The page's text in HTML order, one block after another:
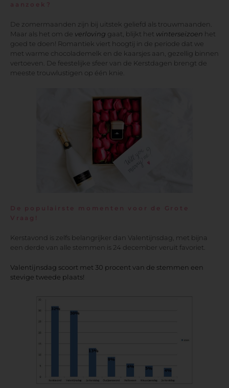
aanzoek?
De zomermaanden zijn bij uitstek geliefd als trouwmaanden.
Maar als het om de verloving gaat, blijkt het winterseizoen het
goed te doen! Romantiek viert hoogtij in de periode dat we
met warme chocolademelk en de kaarsjes aan, gezellig binnen
vertoeven. De feestelijke sfeer van de Kerstdagen brengt de
meeste trouwlustigen op één knie.
De populairste momenten voor de Grote
Vraag!
Kerstavond is zelfs belangrijker dan Valentijnsdag, met bijna
een derde van alle stemmen is 24 december veruit favoriet.
Valentijnsdag scoort met 30 procent van de stemmen een
stevige tweede plaats!